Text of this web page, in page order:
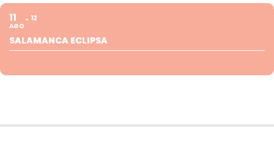
11
AGO
12
SALAMANCA ECLIPSA